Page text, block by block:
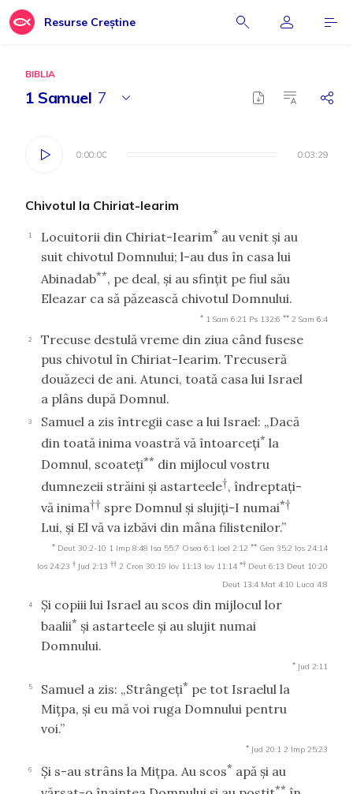
Resurse Creștine
BIBLIA
1 Samuel 7
0:00:00 0:03:29
0:00:00 0:03:29
Chivotul la Chiriat-Iearim
1 Locuitorii din Chiriat-Iearim* au venit şi au
suit chivotul Domnului; l-au dus în casa lui
Abinadab**, pe deal, şi au sfinţit pe fiul său
Eleazar ca să păzească chivotul Domnului.
* 1 Sam 6:21 Ps 132:6 ** 2 Sam 6:4
2
Trecuse destulă vreme din ziua când fusese
pus chivotul în Chiriat-Iearim. Trecuseră
douăzeci de ani. Atunci, toată casa lui Israel
a plâns după Domnul.
3
Samuel a zis întregii case a lui Israel: „Dacă
din toată inima voastră vă întoarceţi* la
Domnul, scoateţi** din mijlocul vostru
dumnezeii străini şi astarteele†, îndreptaţi-
vă inima†† spre Domnul şi slujiţi-I numai*†
Lui, şi El vă va izbăvi din mâna filistenilor.”
* Deut 30:2-10 1 Imp 8:48 Isa 55:7 Osea 6:1 Ioel 2:12 ** Gen 35:2 Ios 24:14
Ios 24:23 † Jud 2:13 †† 2 Cron 30:19 Iov 11:13 Iov 11:14 *† Deut 6:13 Deut 10:20
Deut 13:4 Mat 4:10 Luca 4:8
4
Şi copiii lui Israel au scos din mijlocul lor
baalii* şi astarteele şi au slujit numai
Domnului.
* Jud 2:11
5 Samuel a zis: „Strângeţi* pe tot Israelul la
Miţpa, şi eu mă voi ruga Domnului pentru
voi.”
* Jud 20:1 2 Imp 25:23
6 Şi s-au strâns la Miţpa. Au scos* apă şi au
**